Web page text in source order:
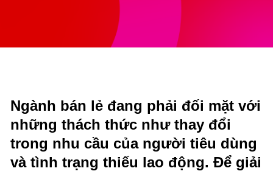
Ngành bán lẻ đang phải đối mặt với
những thách thức như thay đổi
trong nhu cầu của người tiêu dùng
và tình trạng thiếu lao động. Để giải